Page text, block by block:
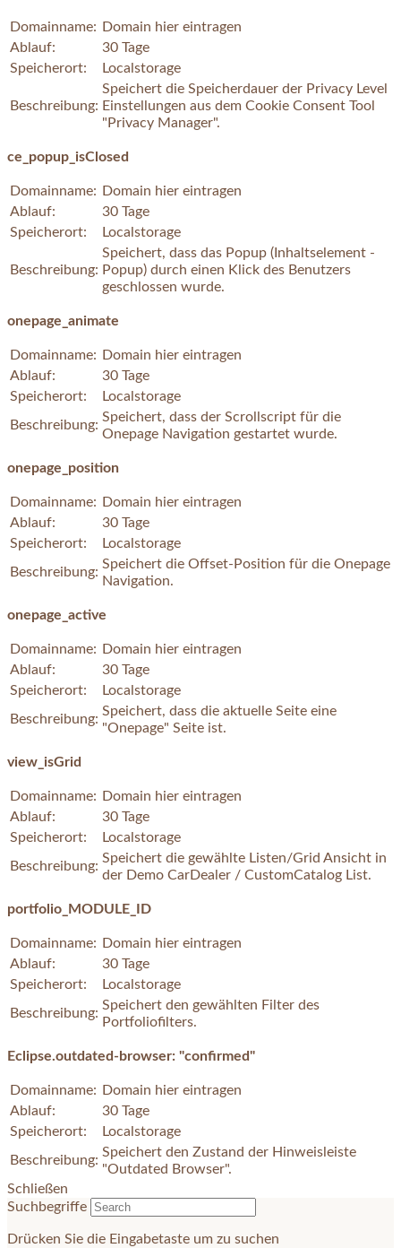
Domainname:
Domain hier eintragen
Ablauf:
30 Tage
Speicherort:
Localstorage
Beschreibung:
Speichert die Speicherdauer der Privacy Level
Einstellungen aus dem Cookie Consent Tool
"Privacy Manager".
ce_popup_isClosed
Domainname:
Domain hier eintragen
Ablauf:
30 Tage
Speicherort:
Localstorage
Beschreibung:
Speichert, dass das Popup (Inhaltselement -
Popup) durch einen Klick des Benutzers
geschlossen wurde.
onepage_animate
Domainname:
Domain hier eintragen
Ablauf:
30 Tage
Speicherort:
Localstorage
Beschreibung:
Speichert, dass der Scrollscript für die
Onepage Navigation gestartet wurde.
onepage_position
Domainname:
Domain hier eintragen
Ablauf:
30 Tage
Speicherort:
Localstorage
Beschreibung:
Speichert die Offset-Position für die Onepage
Navigation.
onepage_active
Domainname:
Domain hier eintragen
Ablauf:
30 Tage
Speicherort:
Localstorage
Beschreibung:
Speichert, dass die aktuelle Seite eine
"Onepage" Seite ist.
view_isGrid
Domainname:
Domain hier eintragen
Ablauf:
30 Tage
Speicherort:
Localstorage
Beschreibung:
Speichert die gewählte Listen/Grid Ansicht in
der Demo CarDealer / CustomCatalog List.
portfolio_MODULE_ID
Domainname:
Domain hier eintragen
Ablauf:
30 Tage
Speicherort:
Localstorage
Beschreibung:
Speichert den gewählten Filter des
Portfoliofilters.
Eclipse.outdated-browser: "confirmed"
Domainname:
Domain hier eintragen
Ablauf:
30 Tage
Speicherort:
Localstorage
Beschreibung:
Speichert den Zustand der Hinweisleiste
"Outdated Browser".
Schließen
Suchbegriffe
Drücken Sie die Eingabetaste um zu suchen